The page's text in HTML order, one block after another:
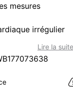
mesures
irrégulier
d'emploi
(78990)
Lire la suite